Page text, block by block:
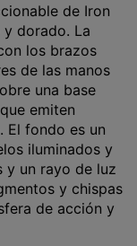
de Iron
y dorado. La
los brazos
de las manos
una base
emiten
El fondo es un
iluminados y
y un rayo de luz
y chispas
de acción y